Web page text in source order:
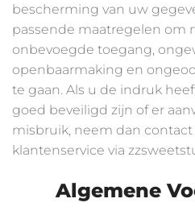
bescherming van uw
passende maatregelen om
onbevoegde toegang,
openbaarmaking en
te gaan. Als u de indruk
goed beveiligd zijn of er
misbruik, neem dan
klantenservice via
Algemene